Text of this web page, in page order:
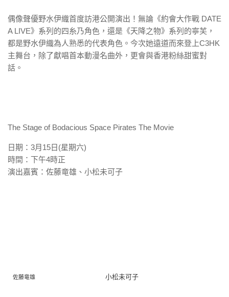
偶像聲優野水伊織首度訪港公開演出！無論《約會大作戰 DATE
A LIVE》系列的四糸乃角色，還是《天降之物》系列的寧芙，
都是野水伊織為人熟悉的代表角色。今次她遠道而來登上C3HK
主舞台 ，除了獻唱首本動漫名曲外，更會與香港粉絲甜蜜對
話。
The Stage of Bodacious Space Pirates The Movie
日期：3月15日(星期六)
時間：下午4時正
演出嘉賓：佐藤竜雄、小松未可子
佐藤竜雄 小松未可子